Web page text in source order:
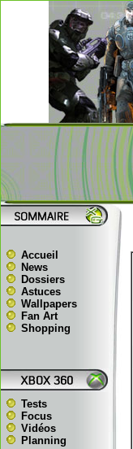
Accueil
News
Dossiers
Astuces
Wallpapers
Fan Art
Shopping
Tests
Focus
Vidéos
Planning